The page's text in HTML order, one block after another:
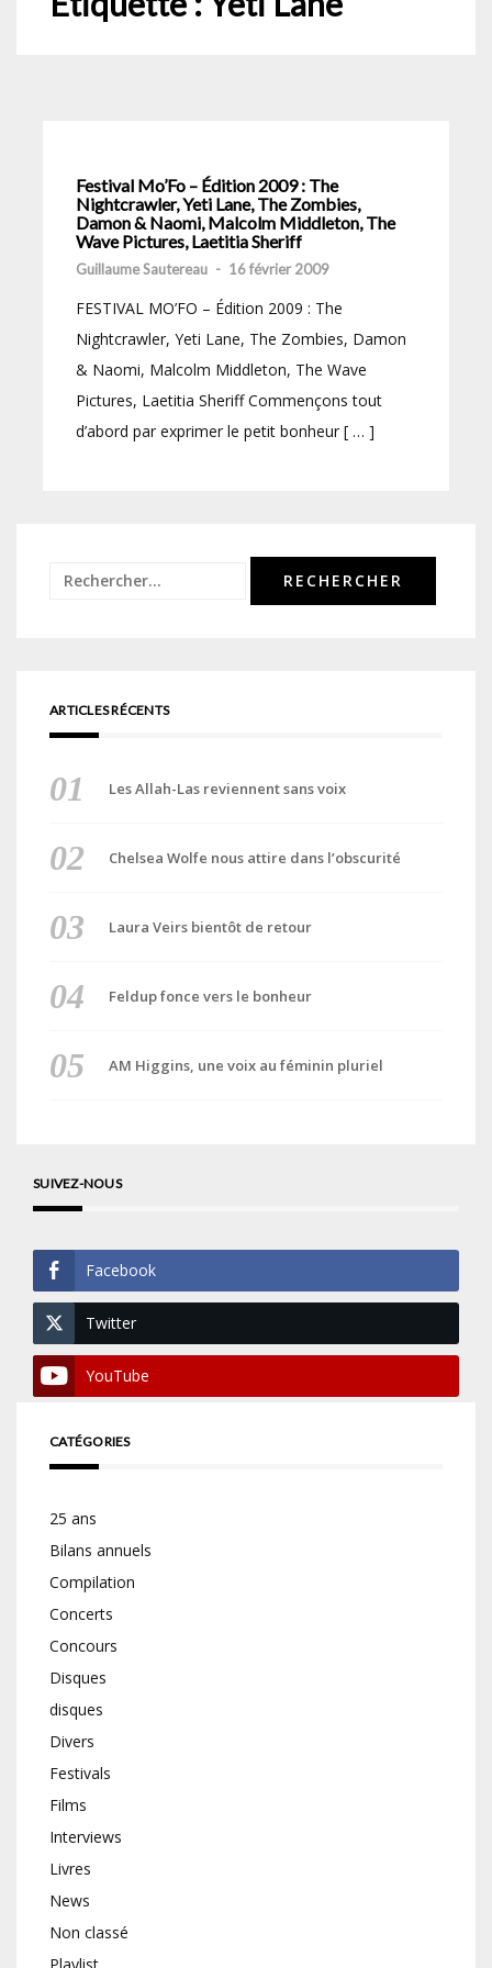
Festival Mo’Fo – Édition 2009 : The
Nightcrawler, Yeti Lane, The Zombies,
Damon & Naomi, Malcolm Middleton, The
Wave Pictures, Laetitia Sheriff
Guillaume Sautereau - 16 février 2009
FESTIVAL MO’FO – Édition 2009 : The
Nightcrawler, Yeti Lane, The Zombies, Damon
& Naomi, Malcolm Middleton, The Wave
Pictures, Laetitia Sheriff Commençons tout
d’abord par exprimer le petit bonheur [ … ]
Rechercher :
ARTICLES RÉCENTS
Les Allah-Las reviennent sans voix
Chelsea Wolfe nous attire dans l’obscurité
Laura Veirs bientôt de retour
Feldup fonce vers le bonheur
AM Higgins, une voix au féminin pluriel
SUIVEZ-NOUS
Facebook
Twitter
YouTube
CATÉGORIES
25 ans
Bilans annuels
Compilation
Concerts
Concours
Disques
disques
Divers
Festivals
Films
Interviews
Livres
News
Non classé